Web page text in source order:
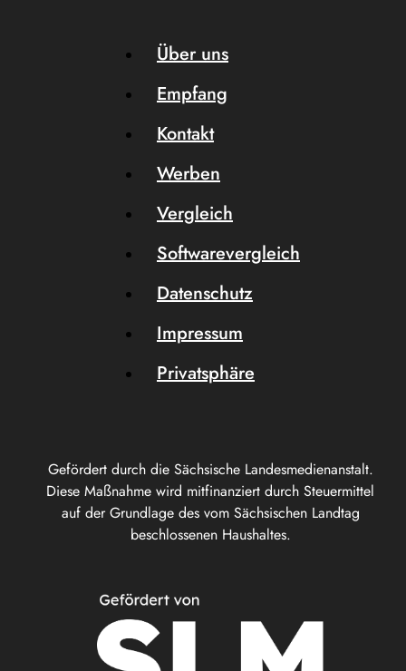
Gefördert durch die Sächsische Landesmedienanstalt.
Diese Maßnahme wird mitfinanziert durch Steuermittel
auf der Grundlage des vom Sächsischen Landtag
beschlossenen Haushaltes.
Über uns
Empfang
Kontakt
Werben
Vergleich
Softwarevergleich
Datenschutz
Impressum
Privatsphäre